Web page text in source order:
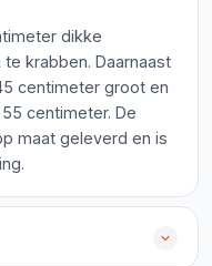
dikke
krabben. Daarnaast
centimeter groot en
centimeter. De
maat geleverd en is